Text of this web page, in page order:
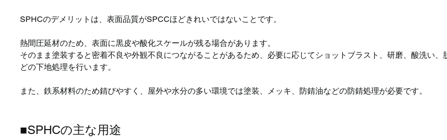
SPHCのデメリットは、表面品質がSPCCほどきれいではないことです。
熱間圧延材のため、表面に黒皮や酸化スケールが残る場合があります。
そのまま塗装すると密着不良や外観不良につながることがあるため、必要に応じてショットブラスト、研磨、酸洗い、
どの下地処理を行います。
また、鉄系材料のため錆びやすく、屋外や水分の多い環境では塗装、メッキ、防錆油などの防錆処理が必要です。
■SPHCの主な用途